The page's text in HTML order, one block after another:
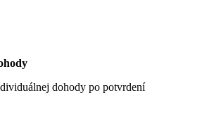
na
dohody po potvrdení